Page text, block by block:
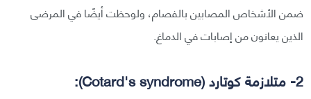
ضمن الأشخاص المصابين بالفصام، ولوحظت أيضًا في المرضى
الذين يعانون من إصابات في الدماغ.
2- متلازمة كوتارد (Cotard's syndrome):